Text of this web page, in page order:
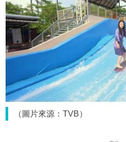
（圖片來源：TVB）